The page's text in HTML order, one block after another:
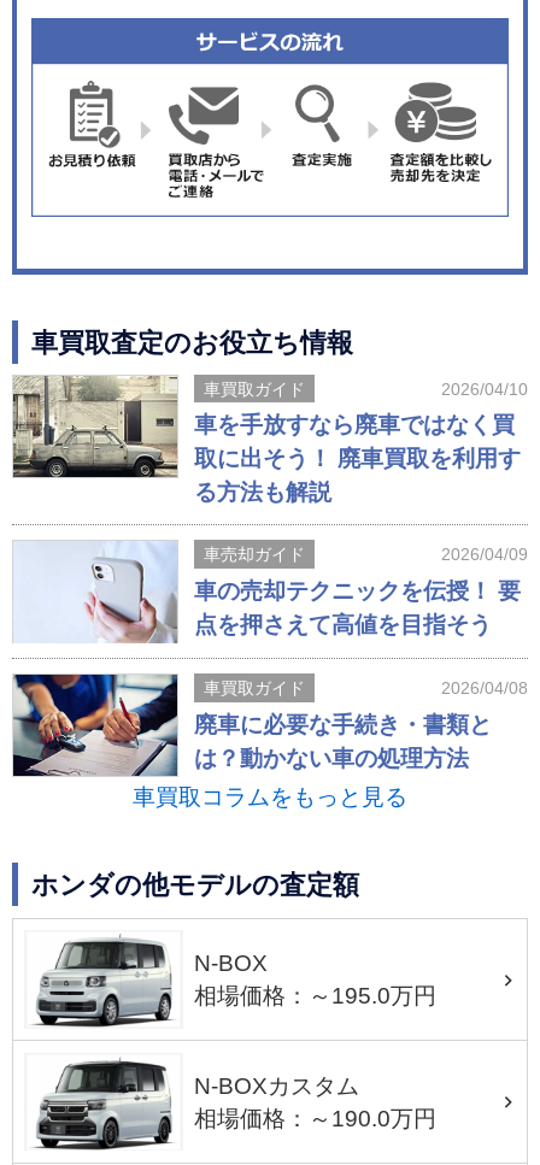
車買取査定のお役立ち情報
車買取ガイド 2026/04/10
車を手放すなら廃車ではなく買
取に出そう！ 廃車買取を利用す
る方法も解説
車売却ガイド 2026/04/09
車の売却テクニックを伝授！ 要
点を押さえて高値を目指そう
車買取ガイド 2026/04/08
廃車に必要な手続き・書類と
は？動かない車の処理方法
車買取コラムをもっと見る
ホンダの他モデルの査定額
N-BOX
相場価格：～195.0万円
N-BOXカスタム
相場価格：～190.0万円